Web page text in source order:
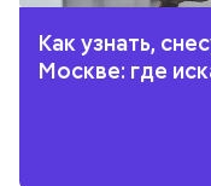
Как узнать,
Москве: где